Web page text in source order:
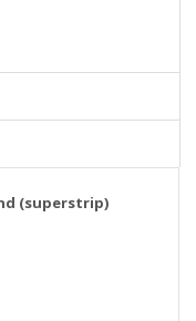
(superstrip)